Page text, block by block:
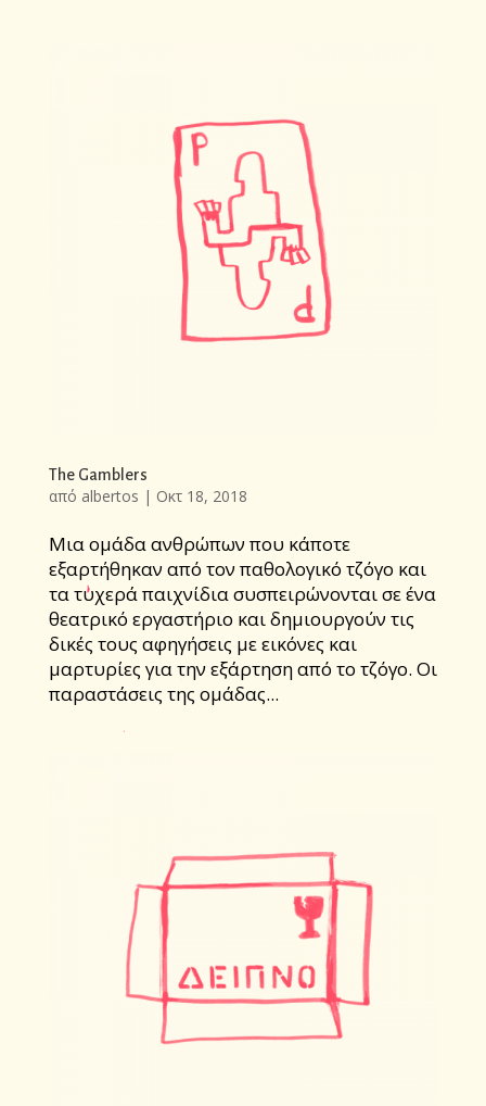
The Gamblers
από albertos | Οκτ 18, 2018
Mια ομάδα ανθρώπων που κάποτε
εξαρτήθηκαν από τον παθολογικό τζόγο και
τα τυχερά παιχνίδια συσπειρώνονται σε ένα
θεατρικό εργαστήριο και δημιουργούν τις
δικές τους αφηγήσεις με εικόνες και
μαρτυρίες για την εξάρτηση από το τζόγο. Oι
παραστάσεις της ομάδας...